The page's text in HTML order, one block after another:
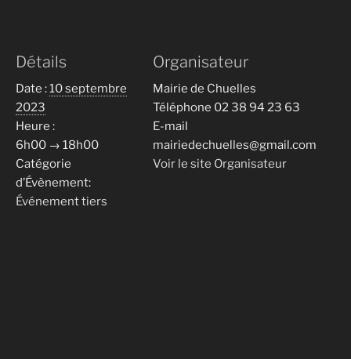
Détails
Date :10 septembre
2023
Heure :
6h00 → 18h00
Catégorie
d’Évènement:
Événement tiers
Organisateur
Mairie de Chuelles
Téléphone 02 38 94 23 63
E-mail
mairiedechuelles@gmail.com
Voir le site Organisateur